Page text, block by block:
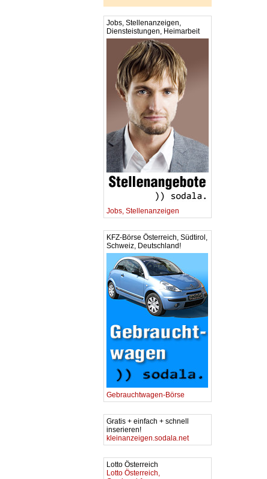
Jobs, Stellenanzeigen,
Diensteistungen, Heimarbeit
Jobs, Stellenanzeigen
KFZ-Börse Österreich, Südtirol,
Schweiz, Deutschland!
Gebrauchtwagen-Börse
Gratis + einfach + schnell
inserieren!
kleinanzeigen.sodala.net
Lotto Österreich
Lotto Österreich,